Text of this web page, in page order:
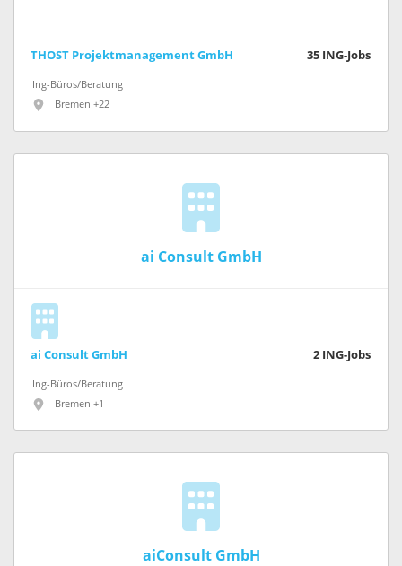
THOST Projektmanagement GmbH 35 ING-Jobs
Ing-Büros/Beratung
Bremen +22
ai Consult GmbH
ai Consult GmbH 2 ING-Jobs
Ing-Büros/Beratung
Bremen +1
aiConsult GmbH